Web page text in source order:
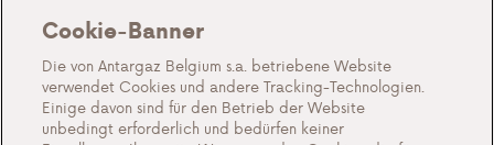
Häufig gestellte Fragen
Blog
Über uns
Lernen Sie Antargaz kennen
Cookie-Banner
Die von Antargaz Belgium s.a. betriebene Website
verwendet Cookies und andere Tracking-Technologien.
Einige davon sind für den Betrieb der Website
unbedingt erforderlich und bedürfen keiner